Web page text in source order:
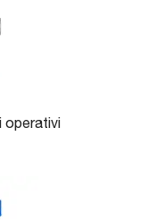
operativi